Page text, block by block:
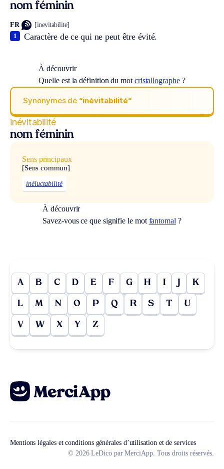
nom féminin
FR [inevitabilite]
Caractère de ce qui ne peut être évité.
1
À découvrir
Quelle est la définition du mot cristallographe?
Synonymes de “inévitabilité“
inévitabilité
nom féminin
Sens principaux
[Sens commun]
inéluctabilité
À découvrir
Savez-vous ce que signifie le mot fantomal ?
A B C D E F G H I J K
L M N O P Q R S T U
V W X Y Z
Mentions légales et conditions générales d’utilisation et de services
© 2026 LeDico par MerciApp. Tous droits réservés.